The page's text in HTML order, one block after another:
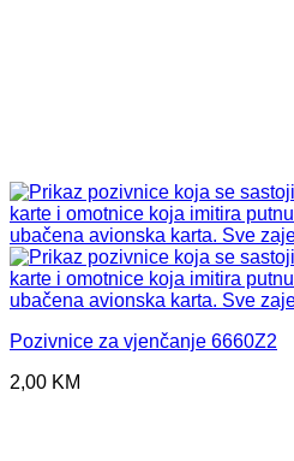
Pozivnice za vjenčanje 6660Z2
2,00 KM